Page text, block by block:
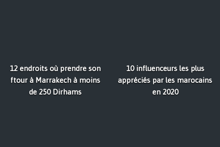
12 endroits où prendre son
ftour à Marrakech à moins
de 250 Dirhams
10 influenceurs les plus
appréciés par les marocains
en 2020